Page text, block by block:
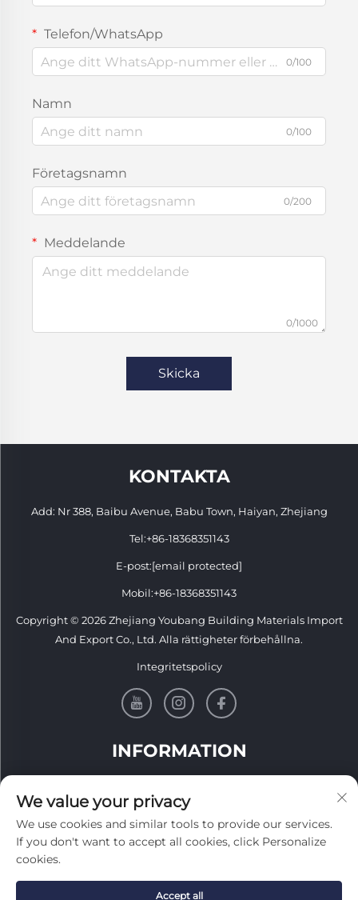
Telefon/WhatsApp
0/100
Namn
0/100
Företagsnamn
0/200
Meddelande
0/1000
Skicka
KONTAKTA
Add: Nr 388, Baibu Avenue, Babu Town, Haiyan, Zhejiang
Tel:+86-18368351143
E-post:[email protected]
Mobil:+86-18368351143
Copyright © 2026 Zhejiang Youbang Building Materials Import
And Export Co., Ltd. Alla rättigheter förbehållna.
Integritetspolicy
INFORMATION
We value your privacy
We use cookies and similar tools to provide our services.
If you don't want to accept all cookies, click Personalize
cookies.
Accept all